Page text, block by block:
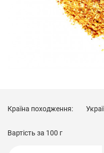
Країна походження:
Вартість за 100 г